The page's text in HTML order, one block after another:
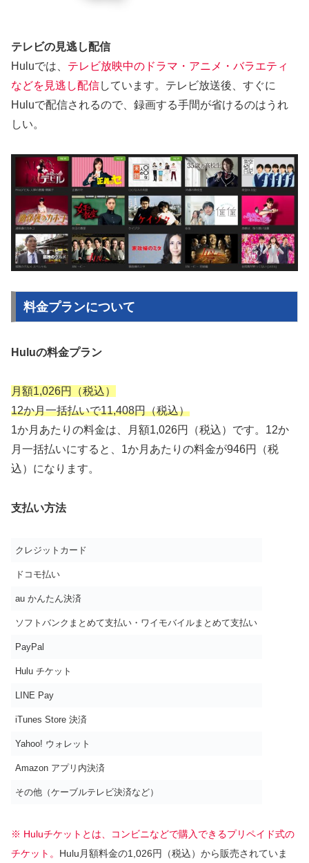
テレビの見逃し配信
Huluでは、 テレビ放映中のドラマ・アニメ・バラエティ
などを見逃し配信しています。テレビ放送後、すぐに
Huluで配信されるので、録画する手間が省けるのはうれ
しい。
料金プランについて
Huluの料金プラン
月額1,026円（税込）
12か月一括払いで11,408円（税込）
1か月あたりの料金は、月額1,026円（税込）です。12か
月一括払いにすると、1か月あたりの料金が946円（税
込）になります。
支払い方法
クレジットカード
ドコモ払い
au かんたん決済
ソフトバンクまとめて支払い・ワイモバイルまとめて支払い
PayPal
Hulu チケット
LINE Pay
iTunes Store 決済
Yahoo! ウォレット
Amazon アプリ内決済
その他（ケーブルテレビ決済など）
※ Huluチケットとは、コンビニなどで購入できるプリペイド式の
チケット。 Hulu月額料金の1,026円（税込）から販売されていま